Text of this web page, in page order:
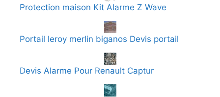
Protection maison Kit Alarme Z Wave
Portail leroy merlin biganos Devis portail
Devis Alarme Pour Renault Captur